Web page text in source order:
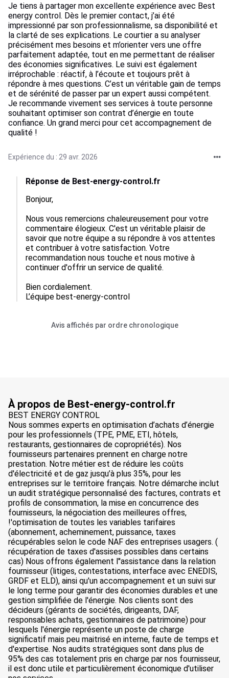
Je tiens à partager mon excellente expérience avec Best
energy control. Dès le premier contact, j’ai été
impressionné par son professionnalisme, sa disponibilité et
la clarté de ses explications. Le courtier a su analyser
précisément mes besoins et m’orienter vers une offre
parfaitement adaptée, tout en me permettant de réaliser
des économies significatives. Le suivi est également
irréprochable : réactif, à l’écoute et toujours prêt à
répondre à mes questions. C’est un véritable gain de temps
et de sérénité de passer par un expert aussi compétent.
Je recommande vivement ses services à toute personne
souhaitant optimiser son contrat d’énergie en toute
confiance. Un grand merci pour cet accompagnement de
qualité !
Expérience du : 29 avr. 2026
Réponse de Best-energy-control.fr
Bonjour,
Nous vous remercions chaleureusement pour votre
commentaire élogieux. C'est un véritable plaisir de
savoir que notre équipe a su répondre à vos attentes
et contribuer à votre satisfaction. Votre
recommandation nous touche et nous motive à
continuer d'offrir un service de qualité.
Bien cordialement.
L’équipe best-energy-control
Avis affichés par ordre chronologique
À propos de Best-energy-control.fr
BEST ENERGY CONTROL
Nous sommes experts en optimisation d’achats d’énergie
pour les professionnels (TPE, PME, ETI, hôtels,
restaurants, gestionnaires de copropriétés). Nos
fournisseurs partenaires prennent en charge notre
prestation. Notre métier est de réduire les coûts
d'électricité et de gaz jusqu’à plus 35%, pour les
entreprises sur le territoire français. Notre démarche inclut
un audit stratégique personnalisé des factures, contrats et
profils de consommation, la mise en concurrence des
fournisseurs, la négociation des meilleures offres,
!'optimisation de toutes les variables tarifaires
(abonnement, acheminement, puissance, taxes
récupérables selon le code NAF des entreprises usagers. (
récupération de taxes d'assises possibles dans certains
cas) Nous offrons également l''assistance dans la relation
fournisseur (litiges, contestations, interface avec ENEDIS,
GRDF et ELD), ainsi qu'un accompagnement et un suivi sur
le long terme pour garantir des économies durables et une
gestion simplifiée de l'énergie. Nos clients sont des
décideurs (gérants de sociétés, dirigeants, DAF,
responsables achats, gestionnaires de patrimoine) pour
lesquels l'énergie représente un poste de charge
significatif mais peu maitrisé en interne, faute de temps et
d'expertise. Nos audits stratégiques sont dans plus de
95% des cas totalement pris en charge par nos fournisseur,
il est donc utile et particulièrement économique d'utiliser